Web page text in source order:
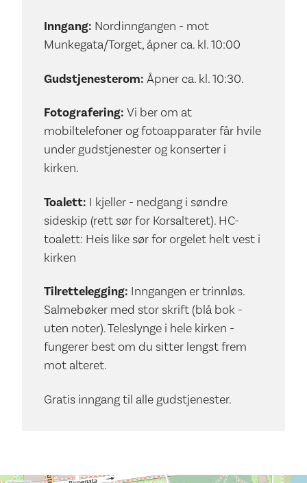
Inngang: Nordinngangen - mot
Munkegata/Torget, åpner ca. kl. 10:00
Gudstjenesterom: Åpner ca. kl. 10:30.
Fotografering: Vi ber om at
mobiltelefoner og fotoapparater får hvile
under gudstjenester og konserter i
kirken.
Toalett: I kjeller - nedgang i søndre
sideskip (rett sør for Korsalteret). HC-
toalett: Heis like sør for orgelet helt vest i
kirken
Tilrettelegging: Inngangen er trinnløs.
Salmebøker med stor skrift (blå bok -
uten noter). Teleslynge i hele kirken -
fungerer best om du sitter lengst frem
mot alteret.
Gratis inngang til alle gudstjenester.